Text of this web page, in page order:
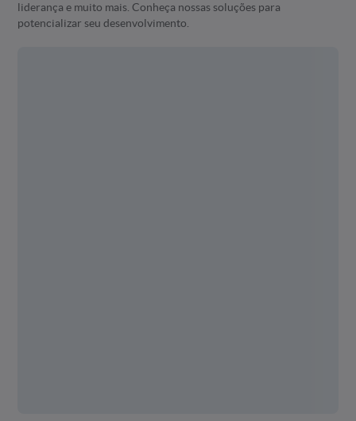
liderança e muito mais. Conheça nossas soluções para
potencializar seu desenvolvimento.